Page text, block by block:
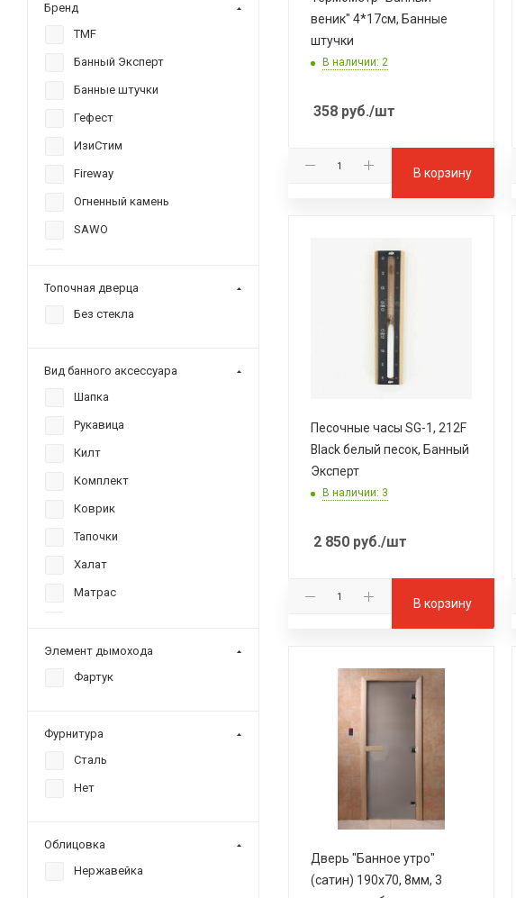
веник" 4*17см, Банные
штучки
В наличии: 2
358 руб./шт
В корзину
Песочные часы SG-1, 212F
Black белый песок, Банный
Эксперт
В наличии: 3
2 850 руб./шт
В корзину
Дверь "Банное утро"
(сатин) 190х70, 8мм, 3
Бренд
TMF
Банный Эксперт
Банные штучки
Гефест
ИзиСтим
Fireway
Огненный камень
SAWO
Doorwood
Woodson
Живица
Прометалл
Радуга
Сталь-Мастер
Топочная дверца
Без стекла
Вид банного аксессуара
Шапка
Рукавица
Килт
Комплект
Коврик
Тапочки
Халат
Матрас
Массажер
Мочалка
Валик
Веер
Подушка
Элемент дымохода
Фартук
Фурнитура
Сталь
Нет
Облицовка
Нержавейка